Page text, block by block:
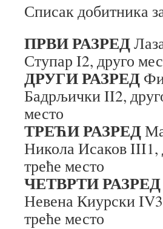
Списак добитника
ПРВИ РАЗРЕД
Ступар I2, друго
ДРУГИ РАЗРЕД
Бадрљички II2,
место
ТРЕЋИ РАЗРЕД
Никола Исаков III1,
треће место
ЧЕТВРТИ РАЗРЕД
Невена Киурски
треће место